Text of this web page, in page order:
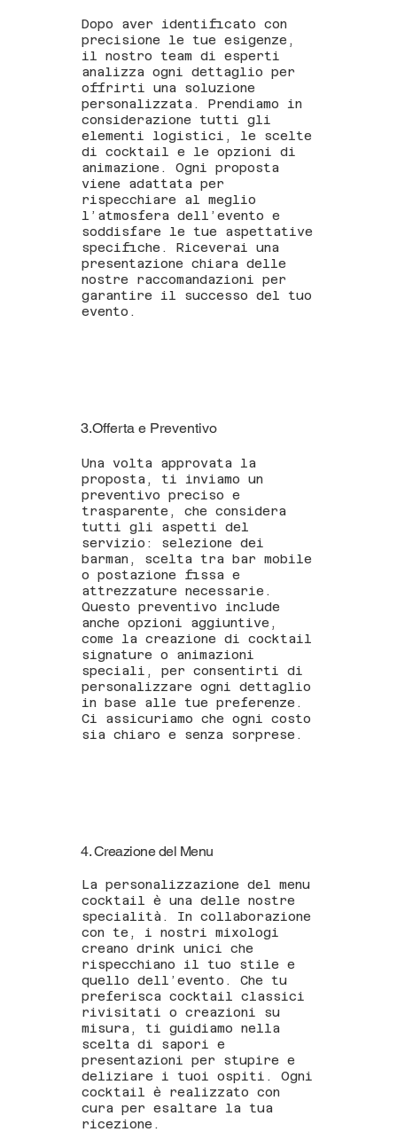
Dopo aver identificato con
precisione le tue esigenze,
il nostro team di esperti
analizza ogni dettaglio per
offrirti una soluzione
personalizzata. Prendiamo in
considerazione tutti gli
elementi logistici, le scelte
di cocktail e le opzioni di
animazione. Ogni proposta
viene adattata per
rispecchiare al meglio
l’atmosfera dell’evento e
soddisfare le tue aspettative
specifiche. Riceverai una
presentazione chiara delle
nostre raccomandazioni per
garantire il successo del tuo
evento.
3.Offerta e Preventivo
Una volta approvata la
proposta, ti inviamo un
preventivo preciso e
trasparente, che considera
tutti gli aspetti del
servizio: selezione dei
barman, scelta tra bar mobile
o postazione fissa e
attrezzature necessarie.
Questo preventivo include
anche opzioni aggiuntive,
come la creazione di cocktail
signature o animazioni
speciali, per consentirti di
personalizzare ogni dettaglio
in base alle tue preferenze.
Ci assicuriamo che ogni costo
sia chiaro e senza sorprese.
4. Creazione del Menu
La personalizzazione del menu
cocktail è una delle nostre
specialità. In collaborazione
con te, i nostri mixologi
creano drink unici che
rispecchiano il tuo stile e
quello dell’evento. Che tu
preferisca cocktail classici
rivisitati o creazioni su
misura, ti guidiamo nella
scelta di sapori e
presentazioni per stupire e
deliziare i tuoi ospiti. Ogni
cocktail è realizzato con
cura per esaltare la tua
ricezione.